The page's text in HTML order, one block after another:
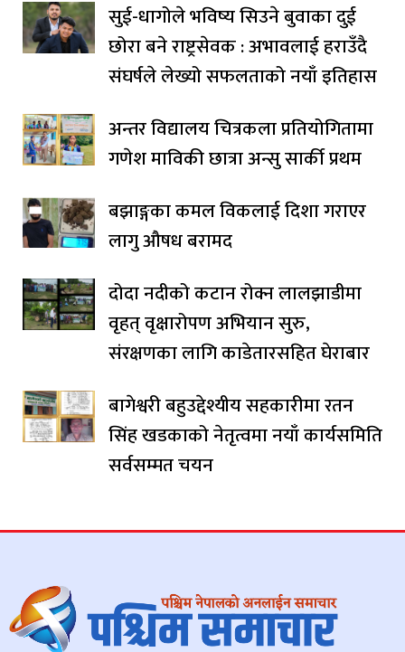
सुई-धागोले भविष्य सिउने बुवाका दुई
छोरा बने राष्ट्रसेवक : अभावलाई हराउँदै
संघर्षले लेख्यो सफलताको नयाँ इतिहास
अन्तर विद्यालय चित्रकला प्रतियोगितामा
गणेश माविकी छात्रा अन्सु सार्की प्रथम
बझाङ्गका कमल विकलाई दिशा गराएर
लागु औषध बरामद
दोदा नदीको कटान रोक्न लालझाडीमा
वृहत् वृक्षारोपण अभियान सुरु,
संरक्षणका लागि काडेतारसहित घेराबार
बागेश्वरी बहुउद्देश्यीय सहकारीमा रतन
सिंह खडकाको नेतृत्वमा नयाँ कार्यसमिति
सर्वसम्मत चयन